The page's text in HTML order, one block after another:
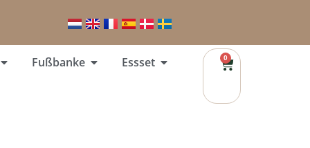
Fußbanke Essset 0